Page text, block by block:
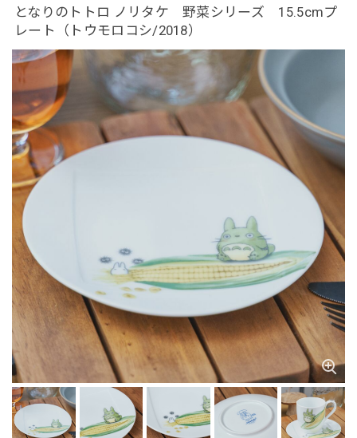
となりのトトロ ノリタケ 野菜シリーズ 15.5cmプ
レート（トウモロコシ/2018）